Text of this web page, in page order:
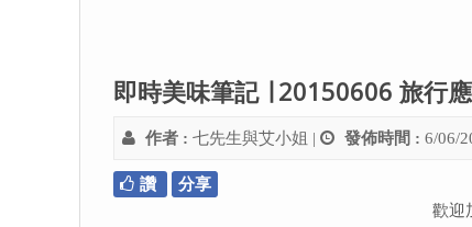
即時美味筆記 ∣ 20150606 旅行
作者 : 七先生與艾小姐 | 發佈時間 : 6/06/
讚
分享
歡迎